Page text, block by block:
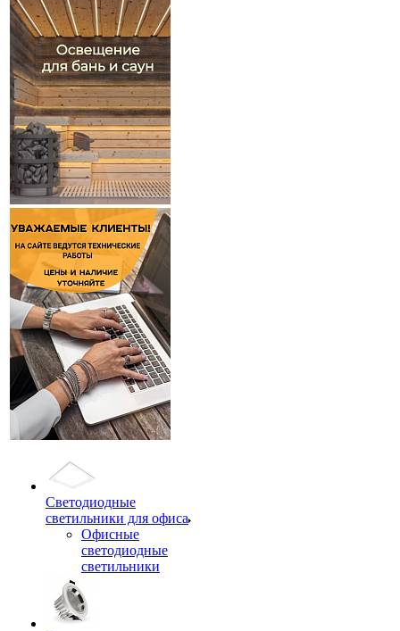
Светодиодные
светильники для офиса
Офисные
светодиодные
светильники